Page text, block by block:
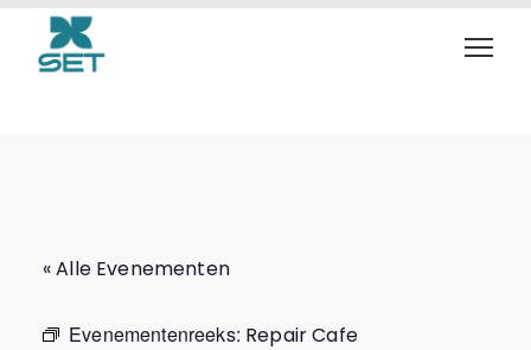
Repair Cafe
« Alle Evenementen
Evenementenreeks: Repair Cafe